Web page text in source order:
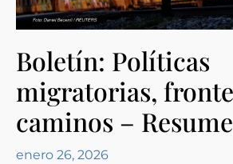
Boletín: Políticas
migratorias,
caminos –
enero 26, 2026